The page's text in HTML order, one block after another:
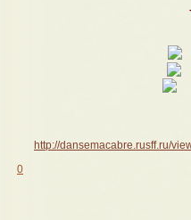
http://dansemacabre.rusff.ru/
0